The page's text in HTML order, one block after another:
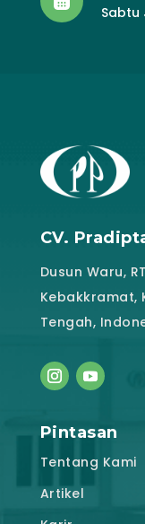
Sabtu
CV.
Dusun Waru,
Kebakkramat,
Tengah,
Pintasan
Tentang Kami
Artikel